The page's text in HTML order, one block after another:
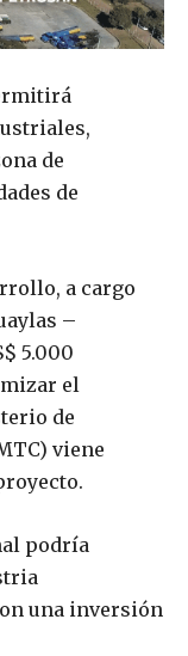
de
de
a cargo
–
5.000
el
de
viene
podría
una inversión